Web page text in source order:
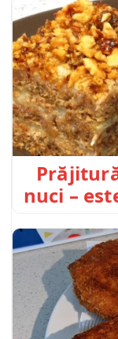
nuci –